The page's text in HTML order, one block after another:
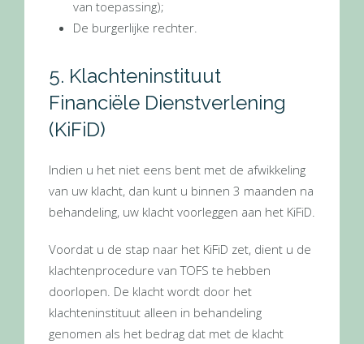
van toepassing);
De burgerlijke rechter.
5. Klachteninstituut
Financiële Dienstverlening
(KiFiD)
Indien u het niet eens bent met de afwikkeling
van uw klacht, dan kunt u binnen 3 maanden na
behandeling, uw klacht voorleggen aan het KiFiD.
Voordat u de stap naar het KiFiD zet, dient u de
klachtenprocedure van TOFS te hebben
doorlopen. De klacht wordt door het
klachteninstituut alleen in behandeling
genomen als het bedrag dat met de klacht